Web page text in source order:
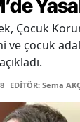
Çocuk
ve çocuk
EDİTÖR: Sema